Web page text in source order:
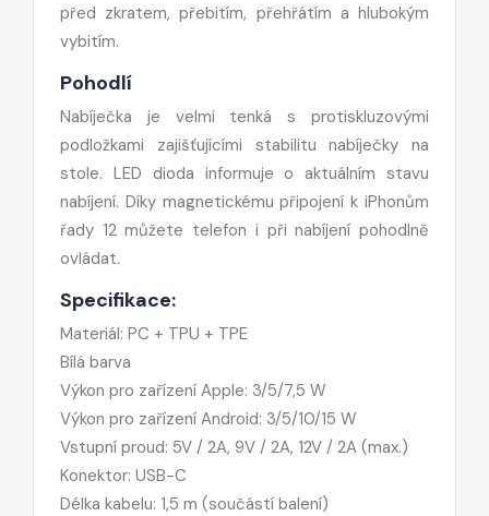
před zkratem, přebitím, přehřátím a hlubokým
vybitím.
Pohodlí
Nabíječka je velmi tenká s protiskluzovými
podložkami zajišťujícími stabilitu nabíječky na
stole. LED dioda informuje o aktuálním stavu
nabíjení. Díky magnetickému připojení k iPhonům
řady 12 můžete telefon i při nabíjení pohodlně
ovládat.
Specifikace:
Materiál: PC + TPU + TPE
Bílá barva
Výkon pro zařízení Apple: 3/5/7,5 W
Výkon pro zařízení Android: 3/5/10/15 W
Vstupní proud: 5V / 2A, 9V / 2A, 12V / 2A (max.)
Konektor: USB-C
Délka kabelu: 1,5 m (součástí balení)